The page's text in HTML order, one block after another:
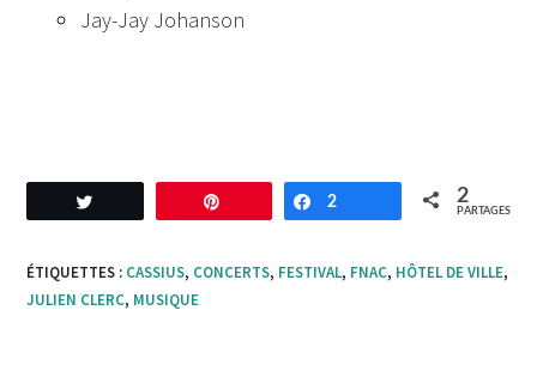
Jay-Jay Johanson
Enregistrer Partagez
2 2
PARTAGES
ÉTIQUETTES : CASSIUS, CONCERTS, FESTIVAL, FNAC, HÔTEL DE VILLE,
JULIEN CLERC, MUSIQUE